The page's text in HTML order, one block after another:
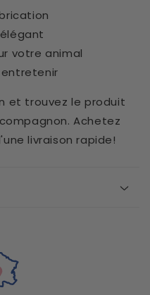
votre animal
et trouvez le produit
Achetez
livraison rapide!